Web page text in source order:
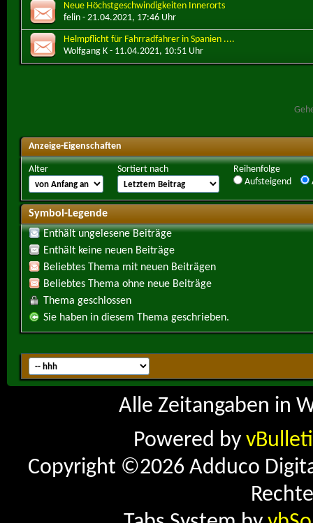
Neue Höchstgeschwindigkeiten Innerorts
felin - 21.04.2021, 17:46 Uhr
Helmpflicht für Fahrradfahrer in Spanien ....
Wolfgang K - 11.04.2021, 10:51 Uhr
Anzeige-Eigenschaften
Alter Sortiert nach
Reihenfolge
Aufsteigend
Symbol-Legende
Enthält ungelesene Beiträge
Enthält keine neuen Beiträge
Beliebtes Thema mit neuen Beiträgen
Beliebtes Thema ohne neue Beiträge
Thema geschlossen
Sie haben in diesem Thema geschrieben.
Alle Zeitangaben in
Powered by
Copyright ©2026 Adduco